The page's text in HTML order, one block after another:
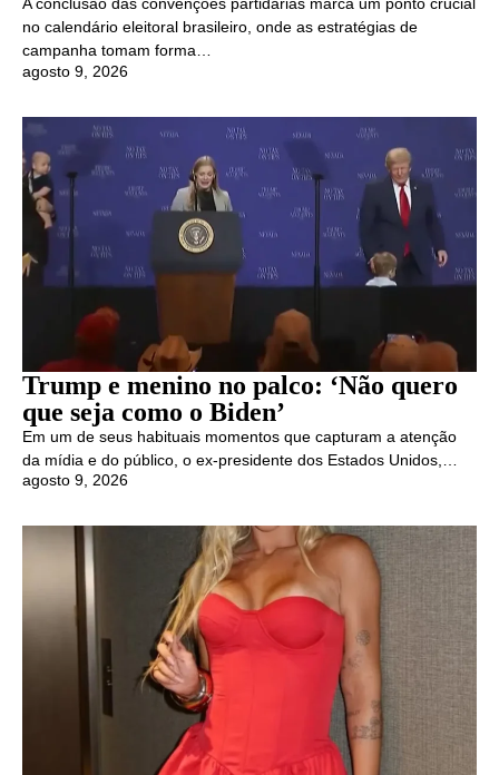
no calendário eleitoral brasileiro, onde as estratégias de
campanha tomam forma…
agosto 9, 2026
Trump e menino no palco: ‘Não quero
que seja como o Biden’
Em um de seus habituais momentos que capturam a atenção
da mídia e do público, o ex-presidente dos Estados Unidos,…
agosto 9, 2026